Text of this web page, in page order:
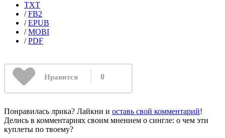
TXT
/FB2
/EPUB
/MOBI
/PDF
Нравится 0
Понравилась лрика? Лайкни и оставь свой комментарий!
Делись в комментариях своим мнением о сингле: о чем эти
куплеты по твоему?